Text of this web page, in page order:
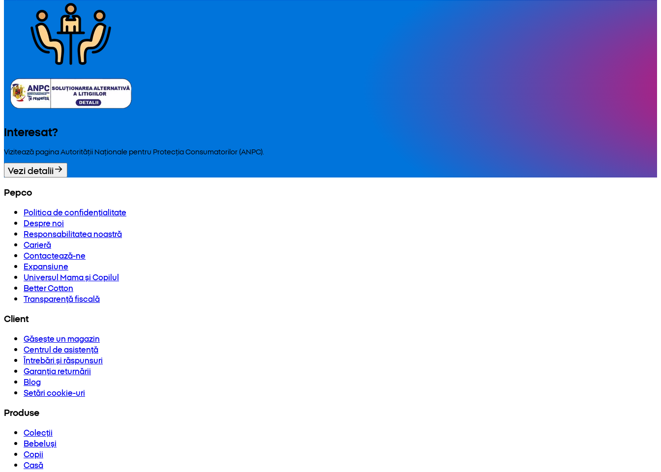
Interesat?
Vizitează pagina Autorității Naționale pentru Protecția Consumatorilor (ANPC).
Vezi detalii
Pepco
Politica de confidențialitate
Despre noi
Responsabilitatea noastră
Carieră
Contactează-ne
Expansiune
Universul Mama și Copilul
Better Cotton
Transparență fiscală
Client
Găsește un magazin
Centrul de asistență
Întrebări și răspunsuri
Garanția returnării
Blog
Setări cookie-uri
Produse
Colecții
Bebeluși
Copii
Casă